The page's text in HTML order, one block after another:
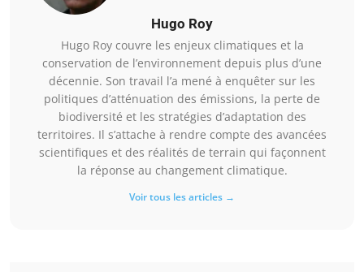
Hugo Roy
Hugo Roy couvre les enjeux climatiques et la
conservation de l’environnement depuis plus d’une
décennie. Son travail l’a mené à enquêter sur les
politiques d’atténuation des émissions, la perte de
biodiversité et les stratégies d’adaptation des
territoires. Il s’attache à rendre compte des avancées
scientifiques et des réalités de terrain qui façonnent
la réponse au changement climatique.
Voir tous les articles →